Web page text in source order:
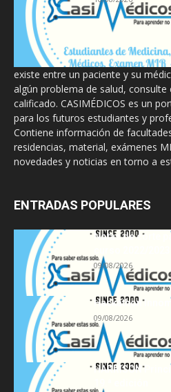
La información proporcionada en
diseñado para complementar, no
existe entre un paciente y su
algún problema de salud,
calificado. CASIMÉDICOS es un
para los futuros estudiantes y
Contiene información de
residencias, material, exámenes
novedades y noticias en torno a
ENTRADAS POPULARES
Notas de corte
curso 2022/
09/08/2026
Hackathon
09/08/2026
HARRISON